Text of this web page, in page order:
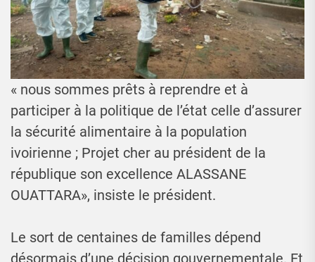
« nous sommes prêts à reprendre et à
participer à la politique de l’état celle d’assurer
la sécurité alimentaire à la population
ivoirienne ; Projet cher au président de la
république son excellence ALASSANE
OUATTARA», insiste le président.
Le sort de centaines de familles dépend